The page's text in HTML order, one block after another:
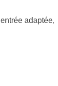
adaptée,